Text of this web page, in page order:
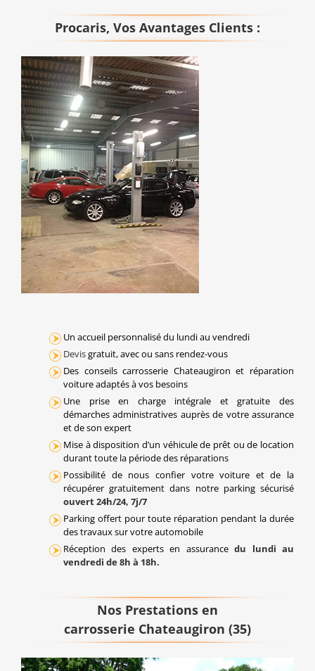
Procaris, Vos Avantages Clients :
Un accueil personnalisé du lundi au vendredi
Devisgratuit, avec ou sans rendez-vous
Des conseils carrosserie Chateaugiron et réparation
voiture adaptés à vos besoins
Une prise en charge intégrale et gratuite des
démarches administratives auprès de votre assurance
et de son expert
Mise à disposition d’un véhicule de prêt ou de location
durant toute la période des réparations
Possibilité de nous confier votre voiture et de la
récupérer gratuitement dans notre parking sécurisé
ouvert 24h/24, 7j/7
Parking offert pour toute réparation pendant la durée
des travaux sur votre automobile
Réception des experts en assurancedu lundi au
vendredi de 8h à 18h.
Nos Prestations en
carrosserie Chateaugiron (35)